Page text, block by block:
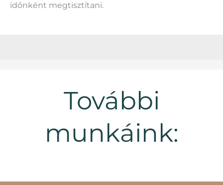
időnként megtisztítani.
További
munkáink: